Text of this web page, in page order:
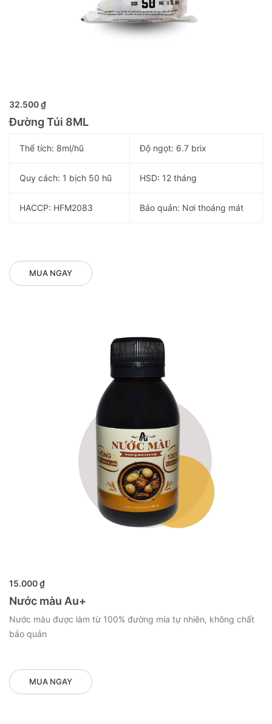
32.500 ₫
Đường Túi 8ML
Thể tích: 8ml/hũ Độ ngọt: 6.7 brix
Quy cách: 1 bịch 50 hũ HSD: 12 tháng
HACCP: HFM2083 Bảo quản: Nơi thoáng mát
MUA NGAY
15.000 ₫
Nước màu Au+
Nước màu được làm từ 100% đường mía tự nhiên, không chất
bảo quản
MUA NGAY